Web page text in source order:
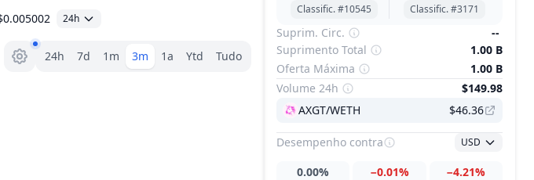
24h
Seletor de faixa
24h 7d 1m 3m 1a Ytd Tudo
Classific. #10545 Classific. #3171
Suprim. Circ.
--
Suprimento Total
1.00 B
Oferta Máxima
1.00 B
Volume 24h
$149.98
AXGT/WETH
$46.36
Desempenho contra USD
0.00% −0.01% −4.21%